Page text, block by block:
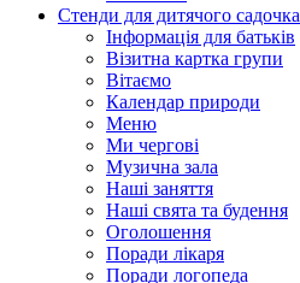
Стенди для дитячого садочка
Інформація для батьків
Візитна картка групи
Вітаємо
Календар природи
Меню
Ми чергові
Музична зала
Наші заняття
Наші свята та будення
Оголошення
Поради лікаря
Поради логопеда